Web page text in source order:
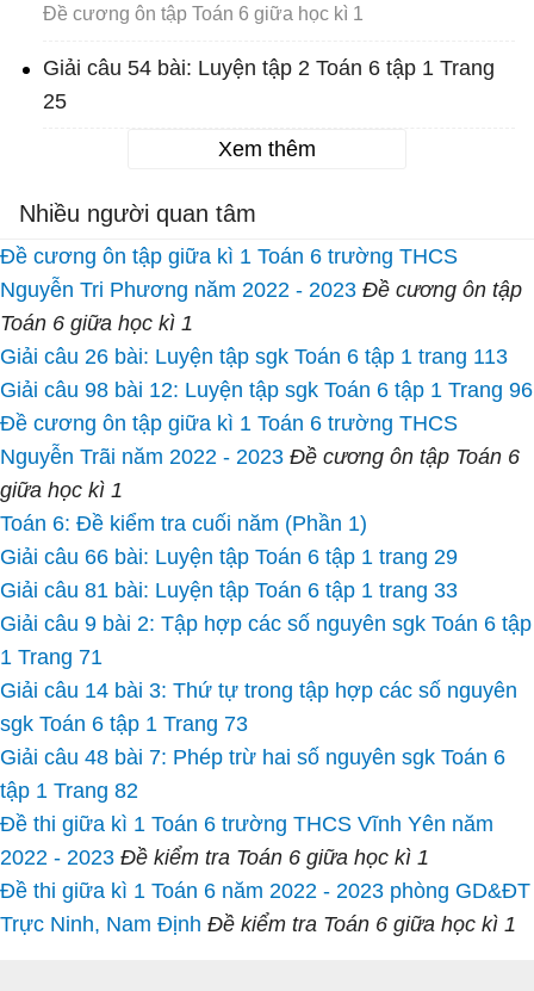
Đề cương ôn tập Toán 6 giữa học kì 1
Giải câu 54 bài: Luyện tập 2 Toán 6 tập 1 Trang
25
Xem thêm
Nhiều người quan tâm
Đề cương ôn tập giữa kì 1 Toán 6 trường THCS
Nguyễn Tri Phương năm 2022 - 2023 Đề cương ôn tập
Toán 6 giữa học kì 1
Giải câu 26 bài: Luyện tập sgk Toán 6 tập 1 trang 113
Giải câu 98 bài 12: Luyện tập sgk Toán 6 tập 1 Trang 96
Đề cương ôn tập giữa kì 1 Toán 6 trường THCS
Nguyễn Trãi năm 2022 - 2023 Đề cương ôn tập Toán 6
giữa học kì 1
Toán 6: Đề kiểm tra cuối năm (Phần 1)
Giải câu 66 bài: Luyện tập Toán 6 tập 1 trang 29
Giải câu 81 bài: Luyện tập Toán 6 tập 1 trang 33
Giải câu 9 bài 2: Tập hợp các số nguyên sgk Toán 6 tập
1 Trang 71
Giải câu 14 bài 3: Thứ tự trong tập hợp các số nguyên
sgk Toán 6 tập 1 Trang 73
Giải câu 48 bài 7: Phép trừ hai số nguyên sgk Toán 6
tập 1 Trang 82
Đề thi giữa kì 1 Toán 6 trường THCS Vĩnh Yên năm
2022 - 2023 Đề kiểm tra Toán 6 giữa học kì 1
Đề thi giữa kì 1 Toán 6 năm 2022 - 2023 phòng GD&ĐT
Trực Ninh, Nam Định Đề kiểm tra Toán 6 giữa học kì 1